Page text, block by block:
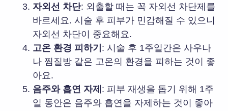
자외선 차단: 외출할 때는 꼭 자외선 차단제를
바르세요. 시술 후 피부가 민감해질 수 있으니
자외선 차단이 중요해요.
고온 환경 피하기 : 시술 후 1주일간은 사우나
나 찜질방 같은 고온의 환경을 피하는 것이 좋
아요.
음주와 흡연 자제 : 피부 재생을 돕기 위해 1주
일 동안은 음주와 흡연을 자제하는 것이 좋아